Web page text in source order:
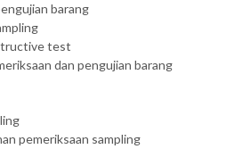
barang
test
dan pengujian barang
pemeriksaan sampling